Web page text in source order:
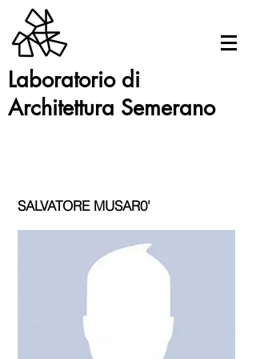
Laboratorio di
Architettura Semerano
SALVATORE MUSAR0'